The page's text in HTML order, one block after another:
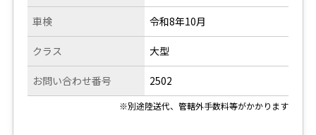
車検
クラス
お問い合わせ番号
令和8年10月
大型
2502
※別途陸送代、管轄外手数料等がかかります